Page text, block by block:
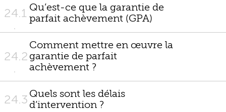
outils
24.1 Qu’est-ce que la garantie de
parfait achèvement (GPA)
24.2
Comment mettre en œuvre la
garantie de parfait
achèvement ?
24.3 Quels sont les délais
d’intervention ?